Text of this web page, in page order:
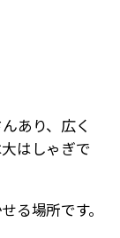
あり、広く
はしゃぎで
る場所です。